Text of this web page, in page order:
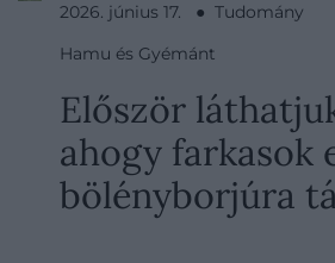
2026. június 17. ● Tudomány
Hamu és Gyémánt
Először
ahogy farkasok
bölényborjúra